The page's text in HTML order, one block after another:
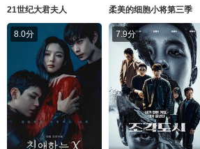
21世纪大君夫人 柔美的细胞小将第三季
8.0分 7.9分